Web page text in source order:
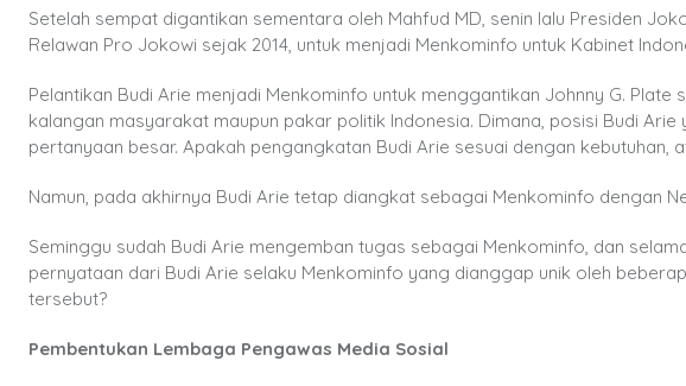
Setelah sempat digantikan sementara oleh Mahfud MD, senin lalu Presiden
Relawan Pro Jokowi sejak 2014, untuk menjadi Menkominfo untuk Kabinet
Pelantikan Budi Arie menjadi Menkominfo untuk menggantikan Johnny G.
kalangan masyarakat maupun pakar politik Indonesia. Dimana, posisi Budi
pertanyaan besar. Apakah pengangkatan Budi Arie sesuai dengan kebutuhan,
Namun, pada akhirnya Budi Arie tetap diangkat sebagai Menkominfo dengan
Seminggu sudah Budi Arie mengemban tugas sebagai Menkominfo, dan
pernyataan dari Budi Arie selaku Menkominfo yang dianggap unik oleh
tersebut?
Pembentukan Lembaga Pengawas Media Sosial